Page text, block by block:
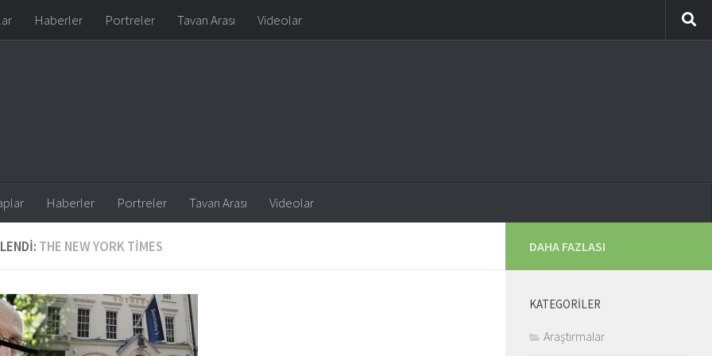
Haberler Portreler Tavan Arası Videolar
Haberler Portreler Tavan Arası Videolar
THE NEW YORK TIMES DAHA FAZLASI
KATEGORILER
Araştırmalar